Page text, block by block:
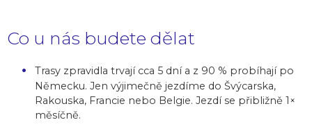
Co u nás budete dělat
Trasy zpravidla trvají cca 5 dní a z 90 % probíhají po
Německu. Jen výjimečně jezdíme do Švýcarska,
Rakouska, Francie nebo Belgie. Jezdí se přibližně 1×
měsíčně.